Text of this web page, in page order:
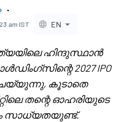
am IST EN
ഹിന്ദുസ്ഥാൻ
2027 IPO
കൂടാതെ
തന്റെ ഓഹരിയുടെ
സാധ്യതയുണ്ട്.